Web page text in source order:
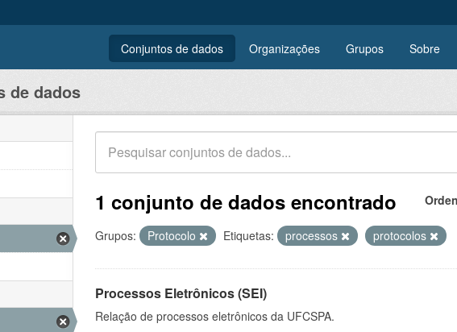
Conjuntos de dados Organizações Grupos Sobre
de dados
1 conjunto de dados encontrado
Grupos: Protocolo Etiquetas: processos protocolos
Processos Eletrônicos (SEI)
Relação de processos eletrônicos da UFCSPA.